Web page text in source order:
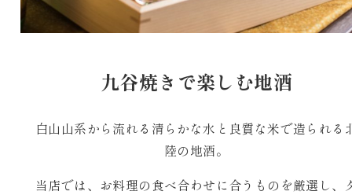
九谷焼きで楽しむ地酒
白山山系から流れる清らかな水と良質な米で造られる
陸の地酒。
当店では、お料理の食べ合わせに合うものを厳選し、